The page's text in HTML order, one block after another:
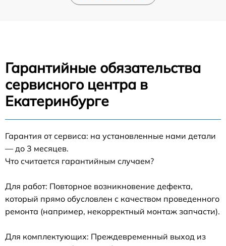
Гарантийные обязательства
сервисного центра в
Екатеринбурге
Гарантия от сервиса: на установленные нами детали
— до 3 месяцев.
Что считается гарантийным случаем?
Для работ: Повторное возникновение дефекта,
который прямо обусловлен с качеством проведенного
ремонта (например, некорректный монтаж запчасти).
Для комплектующих: Преждевременный выход из